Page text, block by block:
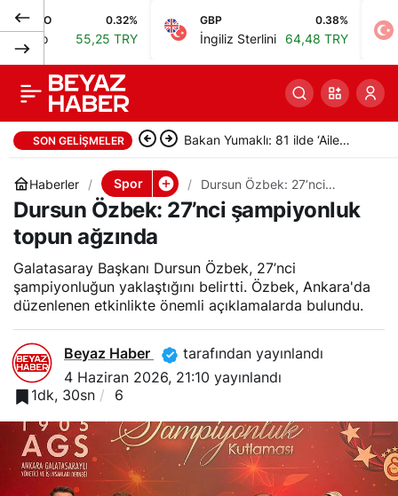
0.32%
55,25 TRY İngiliz Sterlini 64,48 TRY Bist 100
SON GELIŞMELER Afyonkarahisar’da anız yangını;
13 araç zincirleme kazaya
karıştı
Haberler Spor
Dursun Özbek: 27’nci
şampiyonluk topun ağzında
Dursun Özbek: 27’nci şampiyonluk
topun ağzında
Galatasaray Başkanı Dursun Özbek, 27’nci
şampiyonluğun yaklaştığını belirtti. Özbek, Ankara'da
düzenlenen etkinlikte önemli açıklamalarda bulundu.
Beyaz Haber
tarafından yayınlandı
4 Haziran 2026, 21:10 yayınlandı
1dk, 30sn
6
Audi R26 Showcar
İstanbul’da: Audi ve
Castrol, Formula 1’in
yeni dönemini anlattı
Paylaş